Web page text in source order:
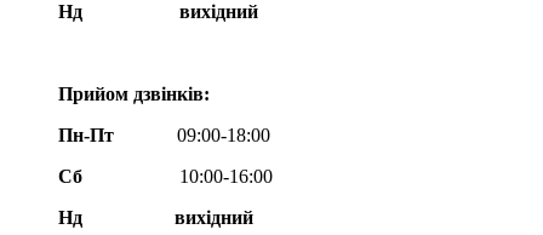
Нд
вихідний
Прийом дзвінків:
Пн-Пт
09:00-18:00
Сб
10:00-16:00
Нд вихідний